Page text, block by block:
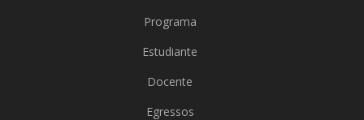
Programa
Estudiante
Docente
Egressos